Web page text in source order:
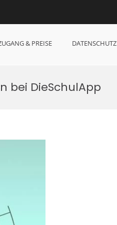
& PREISE DATENSCHUTZ
bei DieSchulApp